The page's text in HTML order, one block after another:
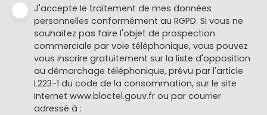
J'accepte le traitement de mes données
personnelles conformément au RGPD. Si vous ne
souhaitez pas faire l'objet de prospection
commerciale par voie téléphonique, vous pouvez
vous inscrire gratuitement sur la liste d'opposition
au démarchage téléphonique, prévu par l'article
L223-1 du code de la consommation, sur le site
Internet www.bloctel.gouv.fr ou par courrier
adressé à :